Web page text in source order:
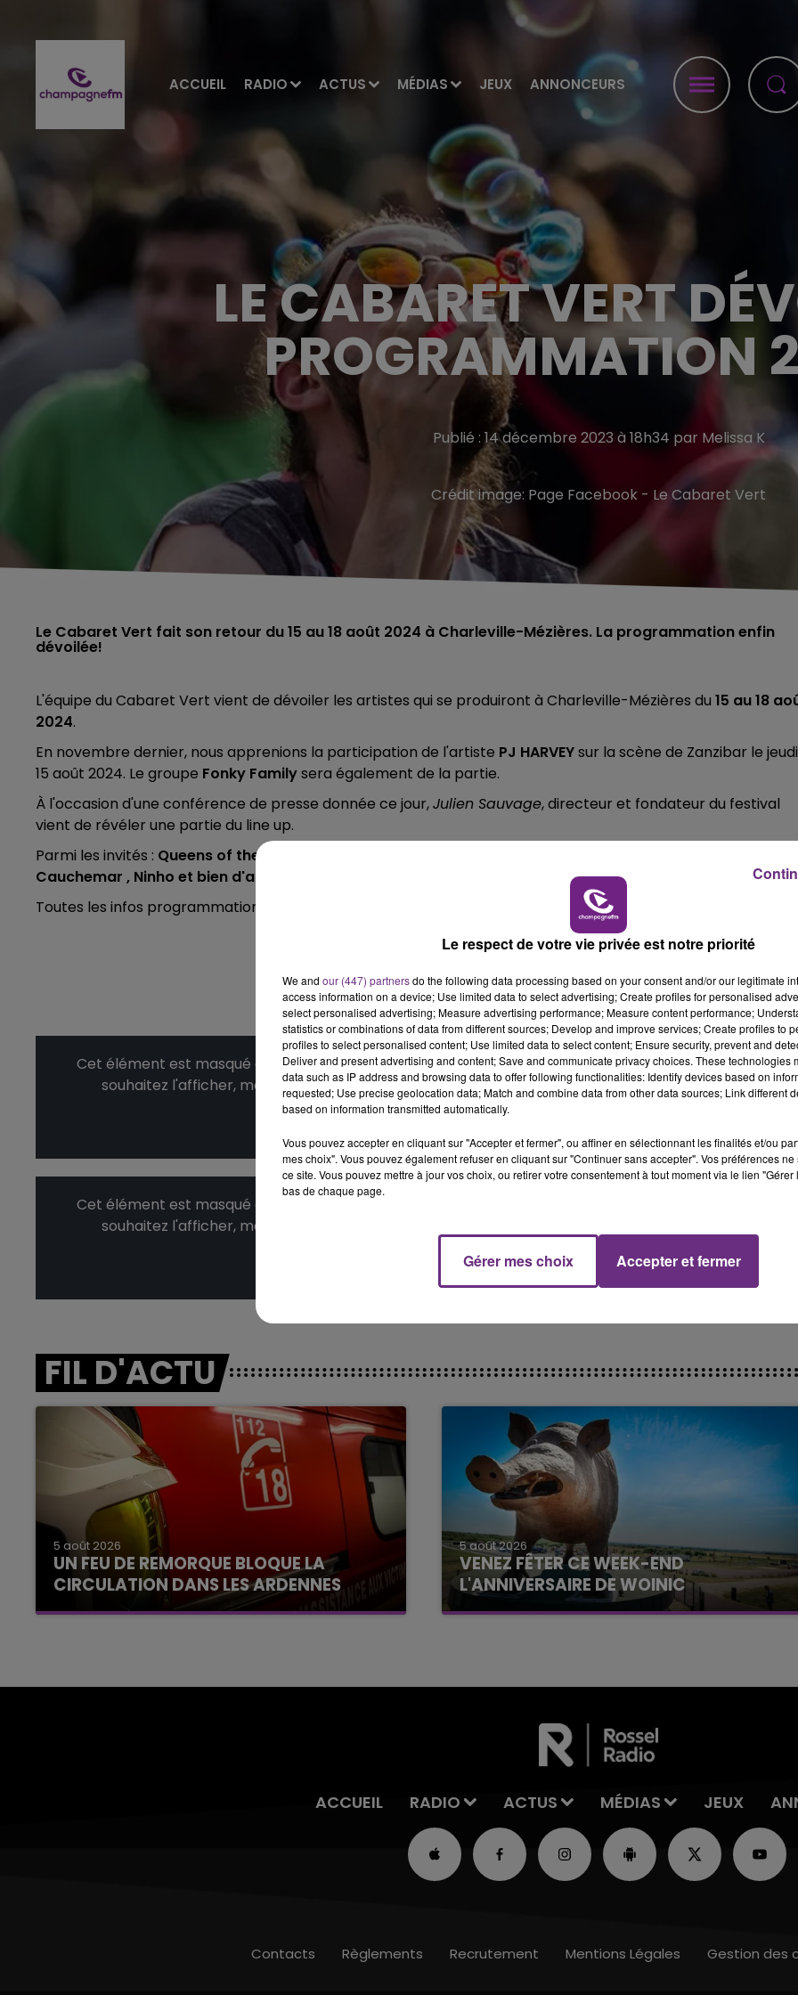
ACCUEIL RADIO ACTUS MÉDIAS JEUX ANNONCEURS
10h00 - 14h00
LE TICKET DE CAISSE LA RADIO POP
LE CABARET VERT
PROGRAMMATION
Publié : 14 décembre 2023 à 18h34 par Melissa K
Crédit image: Page Facebook - Le Cabaret Vert
Le Cabaret Vert fait son retour du 15 au 18 août 2024 à Charleville-Mézières. La programmation enfin
dévoilée!
L'équipe du Cabaret Vert vient de dévoiler les artistes qui se produiront à Charleville-Mézières du 15 au 18
2024.
En novembre dernier, nous apprenions la participation de l'artiste PJ HARVEYsur la scène de Zanzibar le jeudi
15 août 2024. Le groupe Fonky Familysera également de la partie.
À l'occasion d'une conférence de presse donnée ce jour,Julien Sauvage, directeur et fondateur du festival
vient de révéler une partie du line up.
Parmi les invités : Queens of the Stone Age, Macklemore, Justice, Shakaponk, Korn, SCH, Shay,Vladimir
Cauchemar , Ninho et bien d'autres....
Toutes les infos programmation et billetterie sont à retrouver sur le
site du festival.
Cet élément est masqué compte-tenu du refus du dépôt de cookies que vous avez exprimé. Si vous
souhaitez l'afficher, merci de nous donner votre accord en cliquant sur le bouton ci-dessous.
Cet élément est masqué compte-tenu du refus du dépôt de cookies que vous avez exprimé. Si vous
souhaitez l'afficher, merci de nous donner votre accord en cliquant sur le bouton ci-dessous.
Afficher l'élément
FIL D'ACTU
5 août 2026
UN FEU DE REMORQUE BLOQUE LA
CIRCULATION DANS LES ARDENNES
Un feu de remorque s'est déclaré ce mercredi
5 août 2026
VENEZ FÊTER CE WEEK-END
L'ANNIVERSAIRE DE WOINIC
Ce samedi 8 août sera un grand jour :
15h00 - 19h00
ACCUEIL RADIO ACTUS MÉDIAS JEUX
Contacts Règlements Recrutement Mentions Légales Gestion des
Le respect de votre vie privée est notre priorité
We and our (447) partnersdo the following data processing based on your consent and/or our legitimate
access information on a device; Use limited data to select advertising; Create profiles for personalised
select personalised advertising; Measure advertising performance; Measure content performance;
statistics or combinations of data from different sources; Develop and improve services; Create profiles to
profiles to select personalised content; Use limited data to select content; Ensure security, prevent and
Deliver and present advertising and content; Save and communicate privacy choices. These technologies
data such as IP address and browsing data to offer following functionalities: Identify devices based on
requested; Use precise geolocation data; Match and combine data from other data sources; Link different
based on information transmitted automatically.
Vous pouvez accepter en cliquant sur "Accepter et fermer", ou affiner en sélectionnant les finalités et/ou
mes choix". Vous pouvez également refuser en cliquant sur "Continuer sans accepter". Vos préférences
ce site. Vous pouvez mettre à jour vos choix, ou retirer votre consentement à tout moment via le lien
bas de chaque page.
Gérer mes choix Accepter et fermer